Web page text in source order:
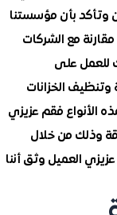
وتأكد بأن مؤسستنا
مع الشركات
للعمل على
وتنظيف الخزانات
الأنواع فقم عزيزي
وذلك من خلال
العميل وثق أننا